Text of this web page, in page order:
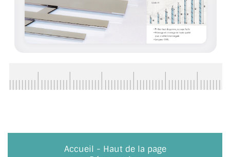
ACCESSOIRES & QUINCAILLERIE
CATALOGUE DE PROFILS ET FIXATION DU
LES FIXATIONS POUR MIROIR
Accueil - Haut de la page